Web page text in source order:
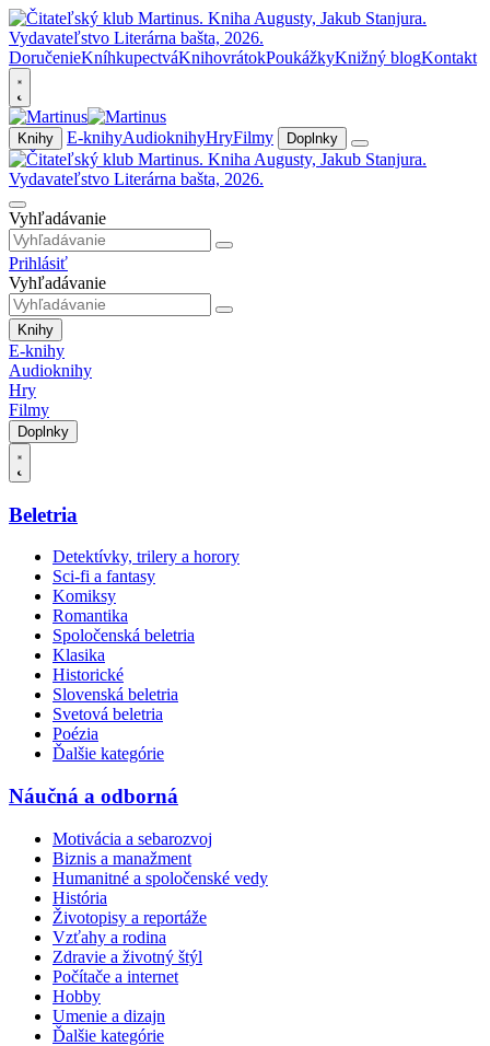
DoručenieKníhkupectváKnihovrátokPoukážkyKnižný blogKontakt
Knihy E-knihyAudioknihyHryFilmy Doplnky
Vyhľadávanie
Prihlásiť
Vyhľadávanie
Knihy
E-knihy
Audioknihy
Hry
Filmy
Doplnky
Beletria
Detektívky, trilery a horory
Sci-fi a fantasy
Komiksy
Romantika
Spoločenská beletria
Klasika
Historické
Slovenská beletria
Svetová beletria
Poézia
Ďalšie kategórie
Náučná a odborná
Motivácia a sebarozvoj
Biznis a manažment
Humanitné a spoločenské vedy
História
Životopisy a reportáže
Vzťahy a rodina
Zdravie a životný štýl
Počítače a internet
Hobby
Umenie a dizajn
Ďalšie kategórie